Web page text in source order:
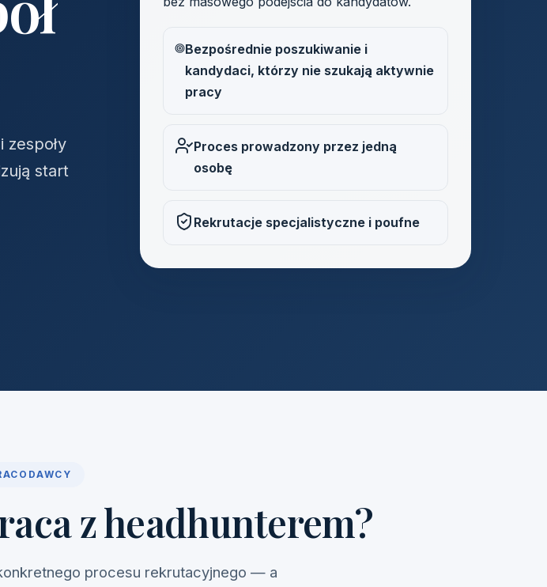
zespoły
start
Bezpośrednie poszukiwanie i
kandydaci, którzy nie szukają aktywnie
pracy
Proces prowadzony przez jedną
osobę
Rekrutacje specjalistyczne i poufne
z headhunterem?
procesu rekrutacyjnego — a